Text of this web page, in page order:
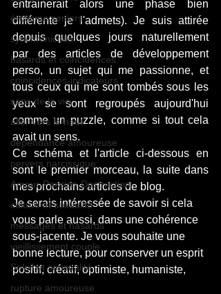
érotisme seniors
synchronicités
hasards et coincidences
coincidences-indicateurs
sens de la vie
aller vers le haut
dépendance amoureuse
pervers narcissique
Amour-Passion-Destruction
culture et sexualité
messages et hasards
vieillissement couple
Soleil et sensualité
rupture amoureuse
entrainerait alors une phase bien
différente je l'admets). Je suis attirée
depuis quelques jours naturellement
par des articles de développement
perso, un sujet qui me passionne, et
tous ceux qui me sont tombés sous les
yeux se sont regroupés aujourd'hui
comme un puzzle, comme si tout cela
avait un sens.
Ce schéma et l'article ci-dessous en
sont le premier morceau, la suite dans
mes prochains articles de blog.
Je serais intéressée de savoir si cela
vous parle aussi, dans une cohérence
sous-jacente. Je vous souhaite une
bonne lecture, pour conserver un esprit
positif, créatif, optimiste, humaniste,